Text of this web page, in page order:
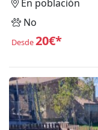
En población
No
Desde20€*